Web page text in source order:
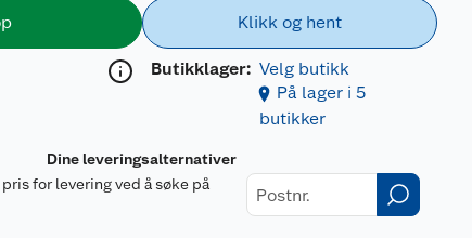
Klikk og hent
Butikklager: Velg butikk
På lager i 5
butikker
Dine leveringsalternativer
for levering ved å søke på